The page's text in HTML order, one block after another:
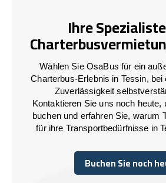
Ihre
Wählen Sie OsaBus für ein
Charterbus-Erlebnis in Tessin,
Zuverlässigkeit
Kontaktieren Sie uns noch heute,
buchen und erfahren Sie, warum
für ihre Transportbedürfnisse in
Buchen Sie noch
Buchen Sie noch